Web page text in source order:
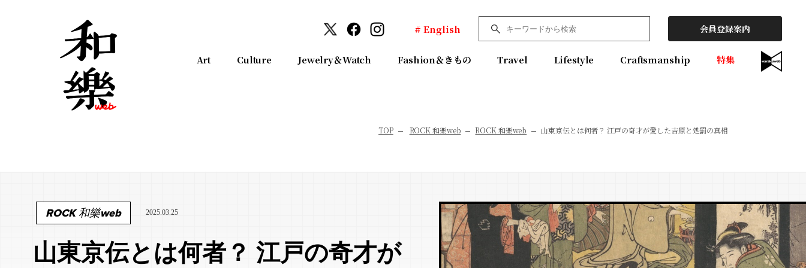
# English 会員登録案内
Art Culture Jewelry＆Watch Fashion＆きもの Travel Lifestyle Craftsmanship 特集
TOP ROCK 和樂web ROCK 和樂web 山東京伝とは何者？ 江戸の奇才が愛した吉原と処罰の真相
ROCK 和樂web 2025.03.25
山東京伝とは何者？ 江戸の奇才が